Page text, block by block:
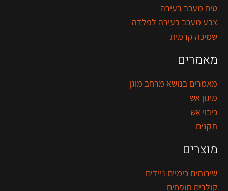
טיח מעכב בעירה
צבע מעכב בעירה לפלדה
שמיכה קרמית
מאמרים
מאמרים בנושא מרחב מוגן
מיגון אש
כיבוי אש
תקנים
מוצרים
שירותים כימיים ניידים
קולרים תופחים